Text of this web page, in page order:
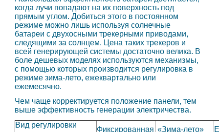
когда лучи попадают на их поверхность под
прямым углом. Добиться этого в постоянном
режиме можно лишь используя солнечные
батареи с двухосными трекерными приводами,
следящими за солнцем. Цена таких трекеров и
всей генерирующей системы достаточно велика. В
боле дешевых моделях используются механизмы,
с помощью которых производится регулировка в
режиме зима-лето, ежеквартально или
ежемесячно.
Чем чаще корректируется положение панели, тем
выше эффективность генерации электричества.
Вид регулировки
Фиксированная «Зима-лето»